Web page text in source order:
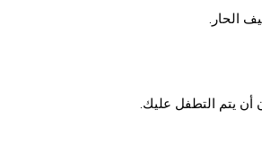
الحار.
أن يتم التطفل عليك.